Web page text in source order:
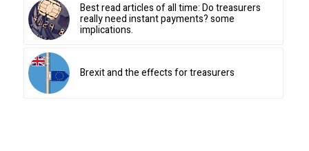
Best read articles of all time: Do treasurers
really need instant payments? some
implications.
Brexit and the effects for treasurers